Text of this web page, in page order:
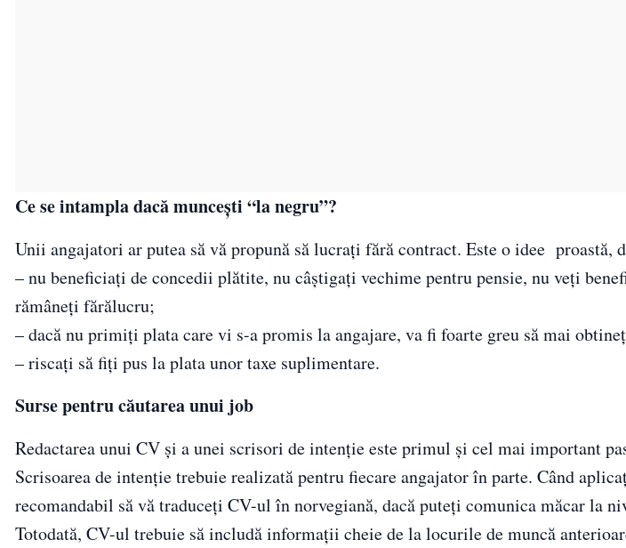
Ce se intampla dacă muncești “la negru”?
Unii angajatori ar putea să vă propună să lucrați fără contract. Este o idee proastă,
– nu beneficiați de concedii plătite, nu câștigați vechime pentru pensie, nu veți
rămâneți fărălucru;
– dacă nu primiți plata care vi s-a promis la angajare, va fi foarte greu să mai
– riscați să fiți pus la plata unor taxe suplimentare.
Surse pentru căutarea unui job
Redactarea unui CV și a unei scrisori de intenție este primul și cel mai important
Scrisoarea de intenție trebuie realizată pentru fiecare angajator în parte. Când
recomandabil să vă traduceți CV-ul în norvegiană, dacă puteți comunica măcar la
Totodată, CV-ul trebuie să includă informații cheie de la locurile de muncă